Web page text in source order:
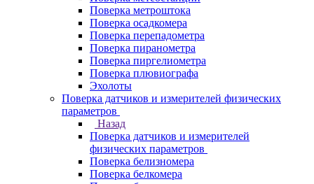
Поверка метроштока
Поверка осадкомера
Поверка перепадометра
Поверка пиранометра
Поверка пиргелиометра
Поверка плювиографа
Эхолоты
Поверка датчиков и измерителей физических
параметров
Назад
Поверка датчиков и измерителей
физических параметров
Поверка белизномера
Поверка белкомера